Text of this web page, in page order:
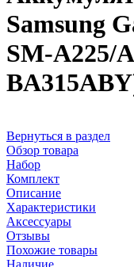
Samsung
SM-A225/
Вернуться в раздел
Обзор товара
Набор
Комплект
Описание
Характеристики
Аксессуары
Отзывы
Похожие товары
Наличие